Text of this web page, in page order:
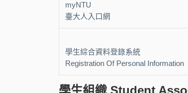
myNTU
臺大人入口網
學生綜合資料登錄系統
Registration Of Personal Information
學生組織 Student